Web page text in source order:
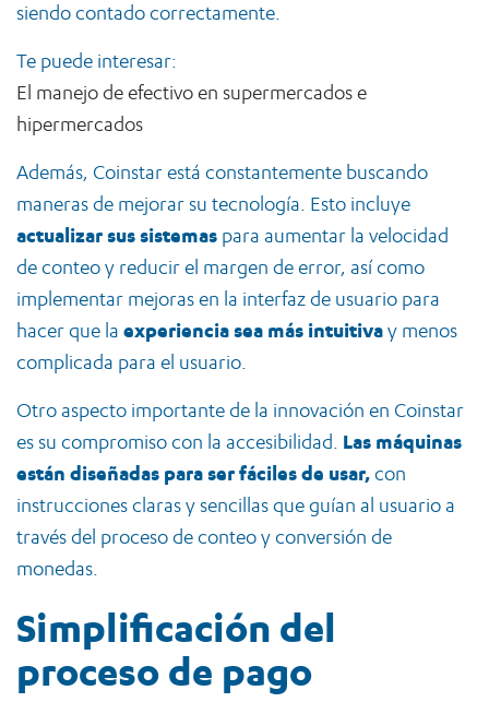
siendo contado correctamente.
Te puede interesar:
El manejo de efectivo en supermercados e
hipermercados
Además, Coinstar está constantemente buscando
maneras de mejorar su tecnología. Esto incluye
actualizar sus sistemas para aumentar la velocidad
de conteo y reducir el margen de error, así como
implementar mejoras en la interfaz de usuario para
hacer que la experiencia sea más intuitivay menos
complicada para el usuario.
Otro aspecto importante de la innovación en Coinstar
es su compromiso con la accesibilidad. Las máquinas
están diseñadas para ser fáciles de usar,con
instrucciones claras y sencillas que guían al usuario a
través del proceso de conteo y conversión de
monedas.
Simplificación del
proceso de pago